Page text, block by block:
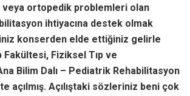
ortopedik problemleri olan
ihtiyacına destek olmak
konserden elde ettiğiniz gelirle
Fakültesi, Fiziksel Tıp ve
Bilim Dalı – Pediatrik Rehabilitasyon
açılmış. Açılıştaki sözleriniz beni çok